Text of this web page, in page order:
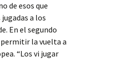
de esos que
a los
En el segundo
permitir la vuelta a
“Los vi jugar